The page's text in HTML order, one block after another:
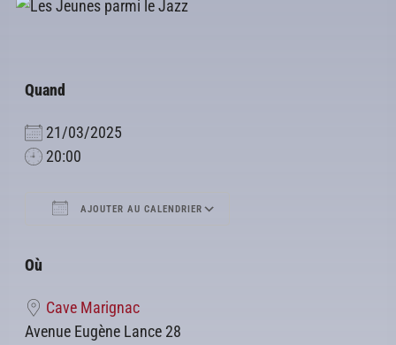
Quand
21/03/2025
20:00
AJOUTER AU CALENDRIER
Où
Cave Marignac
Avenue Eugène Lance 28